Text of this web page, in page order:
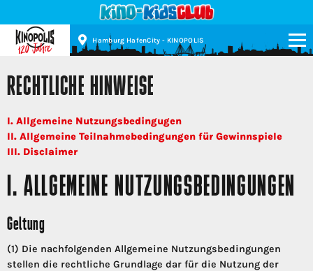
Hamburg HafenCity - KINOPOLIS
RECHTLICHE HINWEISE
I. Allgemeine Nutzungsbedingugen
II. Allgemeine Teilnahmebedingungen für Gewinnspiele
III. Disclaimer
I. ALLGEMEINE NUTZUNGSBEDINGUNGEN
Geltung
(1) Die nachfolgenden Allgemeine Nutzungsbedingungen
stellen die rechtliche Grundlage dar für die Nutzung der